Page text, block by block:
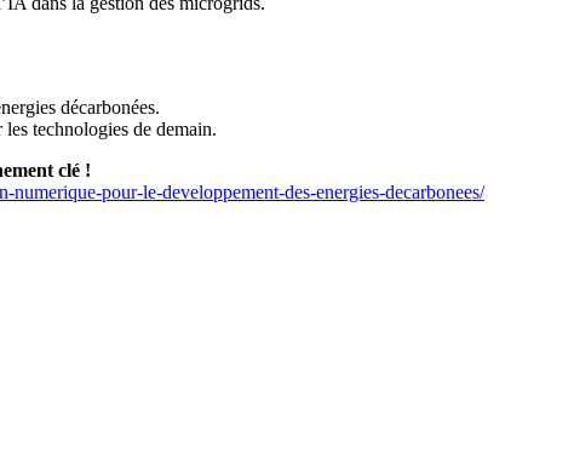
décarbonées.
technologies de demain.
clé !
pour-le-developpement-des-energies-decarbonees/